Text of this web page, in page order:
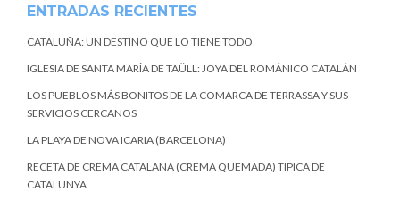
ENTRADAS RECIENTES
CATALUÑA: UN DESTINO QUE LO TIENE TODO
IGLESIA DE SANTA MARÍA DE TAÜLL: JOYA DEL ROMÁNICO CATALÁN
LOS PUEBLOS MÁS BONITOS DE LA COMARCA DE TERRASSA Y SUS
SERVICIOS CERCANOS
LA PLAYA DE NOVA ICARIA (BARCELONA)
RECETA DE CREMA CATALANA (CREMA QUEMADA) TIPICA DE
CATALUNYA